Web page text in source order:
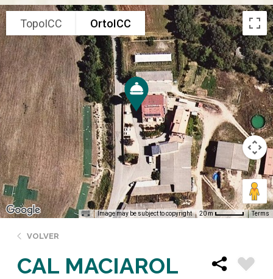
TopoICC OrtoICC
Image may be subject to copyright 20 m Terms
VOLVER
CAL MACIAROL